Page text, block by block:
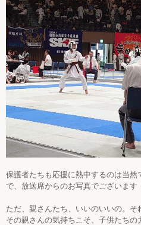
保護者たちも応援に熱中するのは当然
で、放送席からのお写真でございます
ただ、親さんたち、いいのいいの。そ
その親さんの気持ちこそ、子供たちの